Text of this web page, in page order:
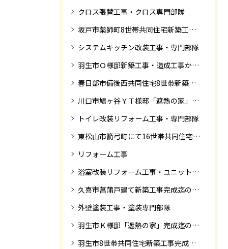
クロス張替工事・クロス専門部隊
坂戸市薬師町8世帯共同住宅新築工事完成迄の紹介です
システムキッチン改装工事・専門部隊
羽生市Ｏ様邸新築工事・造成工事から住宅完成までの紹介
春日部市備後西共同住宅8世帯新築工事完成迄の紹介です。
川口市鳩ヶ谷ＹＴ様邸「遮熱の家」工事状況
トイレ改装リフォーム工事・専門部隊
東松山市箭弓町にて16世帯共同住宅新築工事完成迄の紹介です。
リフォーム工事
浴室改装リフォーム工事・ユニットバス専門部隊
久喜市菖蒲戸建て新築工事完成迄の紹介
外壁塗装工事・塗装専門部隊
羽生市Ｋ様邸「遮熱の家」完成迄の紹介です
羽生市8世帯共同住宅新築工事完成迄の紹介